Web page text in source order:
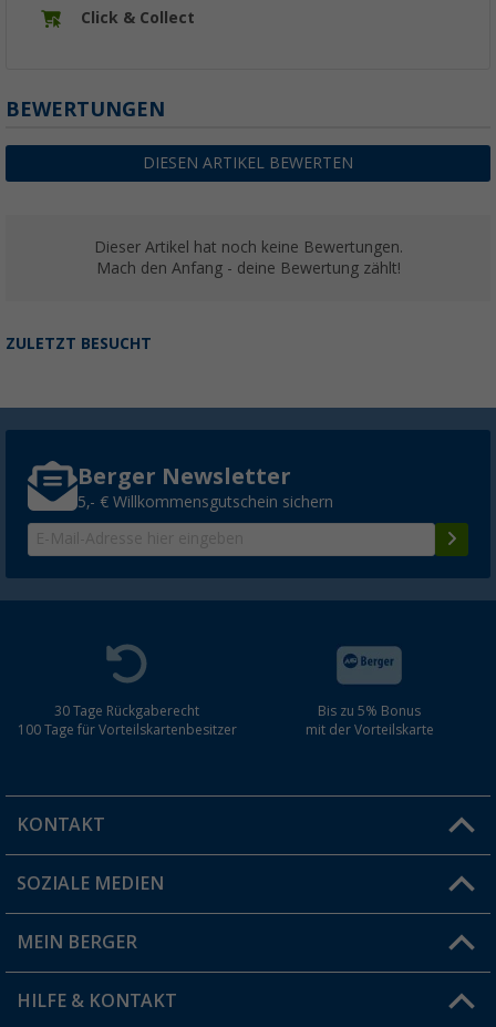
Click & Collect
BEWERTUNGEN
DIESEN ARTIKEL BEWERTEN
Dieser Artikel hat noch keine Bewertungen.
Mach den Anfang - deine Bewertung zählt!
ZULETZT BESUCHT
Berger Newsletter
5,- € Willkommensgutschein sichern
30 Tage Rückgaberecht
100 Tage für Vorteilskartenbesitzer
Bis zu 5% Bonus
mit der Vorteilskarte
KONTAKT
Du hast eine Frage?
Filiale finden
SOZIALE MEDIEN
MEIN BERGER
Vorteilskarte
HILFE & KONTAKT